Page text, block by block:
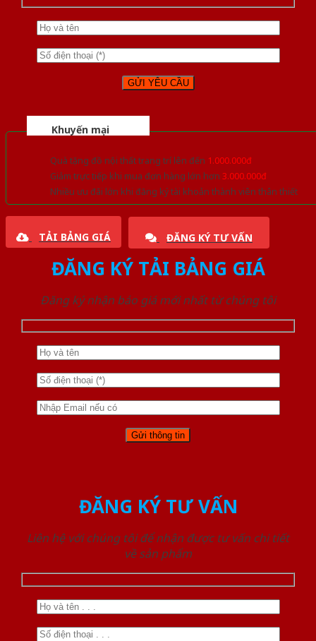
Khuyến mại
Quà tặng đồ nội thất trang trí lên đến 1.000.000đ
Giảm trực tiếp khi mua đơn hàng lớn hơn 3.000.000đ
Nhiều ưu đãi lớn khi đăng ký tài khoản thành viên thân thiết
TẢI BẢNG GIÁ ĐĂNG KÝ TƯ VẤN
ĐĂNG KÝ TẢI BẢNG GIÁ
Đăng ký nhận báo giá mới nhất từ chúng tôi
ĐĂNG KÝ TƯ VẤN
Liên hệ với chúng tôi để nhận được tư vấn chi tiết
về sản phẩm